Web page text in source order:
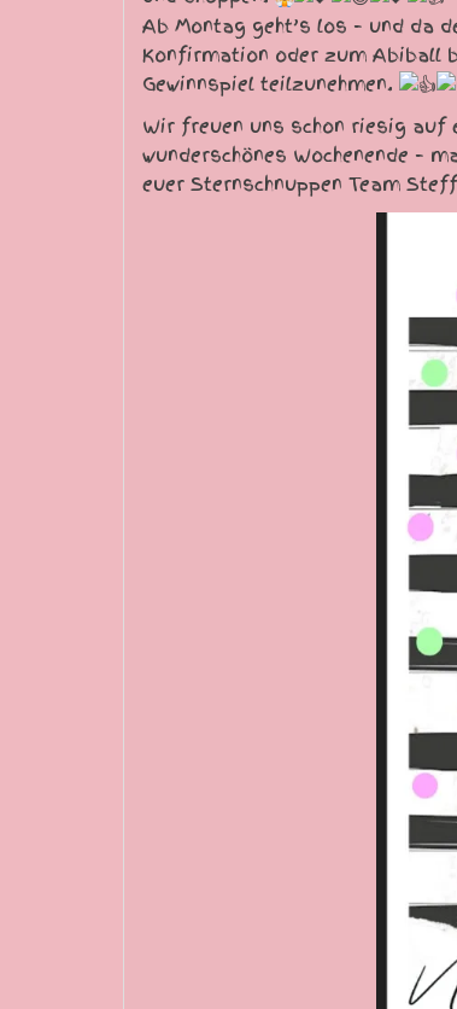
Ab Montag geht’s los – und da
Konfirmation oder zum Abiball
Gewinnspiel teilzunehmen.
Wir freuen uns schon riesig auf
wunderschönes Wochenende –
euer Sternschnuppen Team